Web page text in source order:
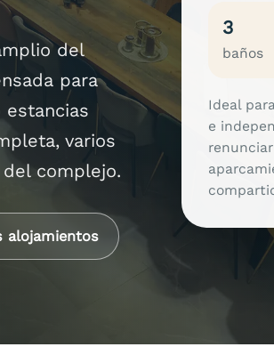
del
para
estancias
varios
complejo.
alojamientos
3
baños
Ideal
e